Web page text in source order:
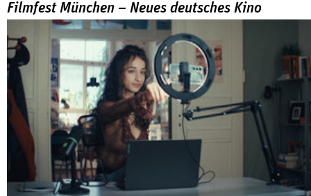
Filmfest München – Neues deutsches Kino